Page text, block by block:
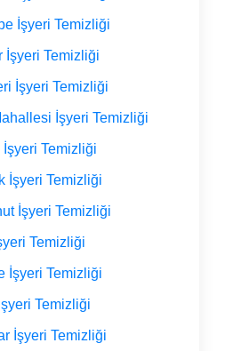
İşyeri Temizliği
İşyeri Temizliği
İşyeri Temizliği
İşyeri Temizliği
Temizliği
İşyeri Temizliği
İşyeri Temizliği
Temizliği
İşyeri Temizliği
Temizliği
İşyeri Temizliği